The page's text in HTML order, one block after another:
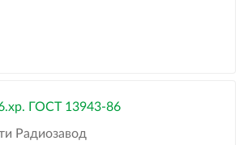
ГОСТ 13943-86
Радиозавод